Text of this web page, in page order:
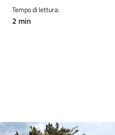
Tempo di lettura:
2 min